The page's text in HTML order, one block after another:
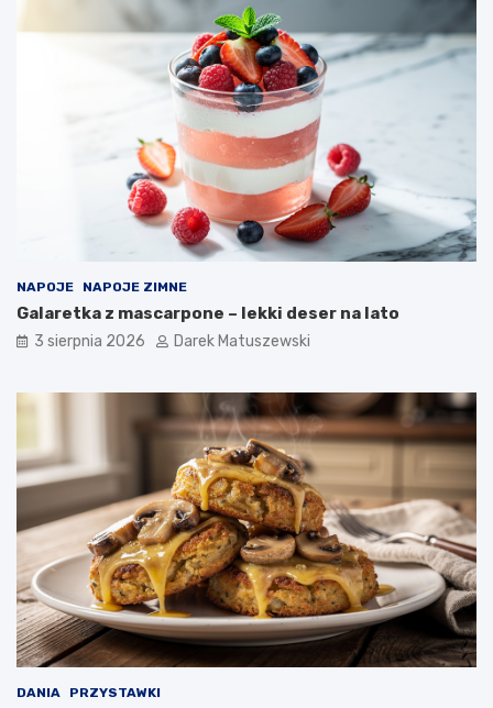
NAPOJE NAPOJE ZIMNE
Galaretka z mascarpone – lekki deser na lato
3 sierpnia 2026 Darek Matuszewski
DANIA PRZYSTAWKI